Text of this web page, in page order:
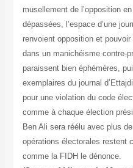
musellement de l’opposition
dépassées, l’espace d’une
renvoient opposition et
dans un manichéisme contre-
paraissent bien éphémères,
exemplaires du journal
pour une violation du code
comme à chaque élection
Ben Ali sera réélu avec plus
opérations électorales restent
comme la FIDH le dénonce.